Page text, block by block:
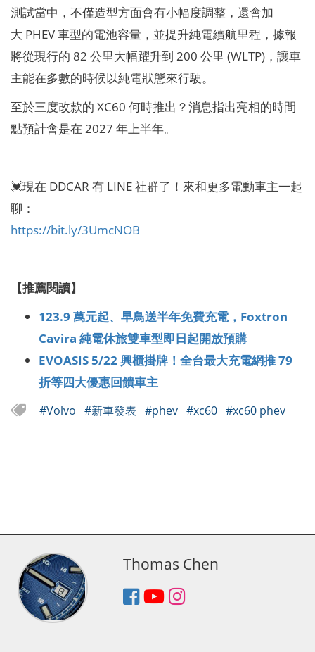
測試當中，不僅造型方面會有小幅度調整，還會加
大 PHEV 車型的電池容量，並提升純電續航里程，據報
將從現行的 82 公里大幅躍升到 200 公里 (WLTP)，讓車
主能在多數的時候以純電狀態來行駛。
至於三度改款的 XC60 何時推出？消息指出亮相的時間
點預計會是在 2027 年上半年。
💓現在 DDCAR 有 LINE 社群了！來和更多電動車主一起
聊：
https://bit.ly/3UmcNOB
【推薦閱讀】
123.9 萬元起、早鳥送半年免費充電，Foxtron
Cavira 純電休旅雙車型即日起開放預購
EVOASIS 5/22 興櫃掛牌！全台最大充電網推 79
折等四大優惠回饋車主
#Volvo #新車發表 #phev #xc60 #xc60 phev
Thomas Chen